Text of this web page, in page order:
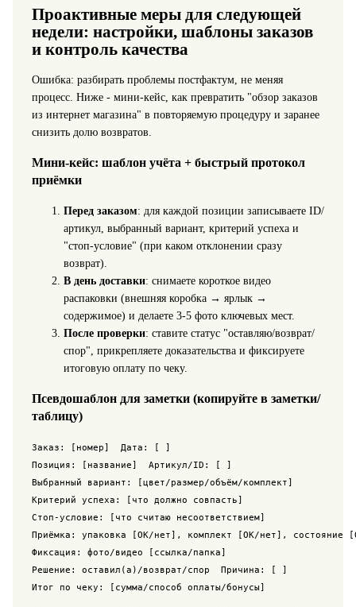
Проактивные меры для следующей
недели: настройки, шаблоны заказов
и контроль качества
Ошибка: разбирать проблемы постфактум, не меняя
процесс. Ниже - мини-кейс, как превратить "обзор заказов
из интернет магазина" в повторяемую процедуру и заранее
снизить долю возвратов.
Мини-кейс: шаблон учёта + быстрый протокол
приёмки
Перед заказом: для каждой позиции записываете ID/
артикул, выбранный вариант, критерий успеха и
"стоп‑условие" (при каком отклонении сразу
возврат).
В день доставки: снимаете короткое видео
распаковки (внешняя коробка → ярлык →
содержимое) и делаете 3-5 фото ключевых мест.
После проверки: ставите статус "оставляю/возврат/
спор", прикрепляете доказательства и фиксируете
итоговую оплату по чеку.
Псевдошаблон для заметки (копируйте в заметки/
таблицу)
Заказ: [номер]  Дата: [ ]
Позиция: [название]  Артикул/ID: [ ]
Выбранный вариант: [цвет/размер/объём/комплект]
Критерий успеха: [что должно совпасть]
Стоп-условие: [что считаю несоответствием]
Приёмка: упаковка [OK/нет], комплект [OK/нет], состояние
Фиксация: фото/видео [ссылка/папка]
Решение: оставил(а)/возврат/спор  Причина: [ ]